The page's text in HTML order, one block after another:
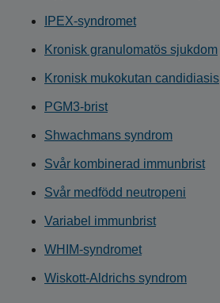
IPEX-syndromet
Kronisk granulomatös sjukdom
Kronisk mukokutan candidiasis
PGM3-brist
Shwachmans syndrom
Svår kombinerad immunbrist
Svår medfödd neutropeni
Variabel immunbrist
WHIM-syndromet
Wiskott-Aldrichs syndrom